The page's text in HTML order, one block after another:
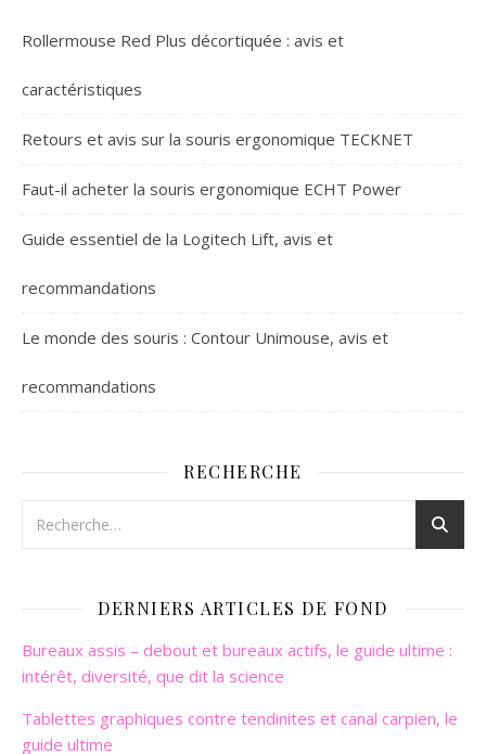
Rollermouse Red Plus décortiquée : avis et
caractéristiques
Retours et avis sur la souris ergonomique TECKNET
Faut-il acheter la souris ergonomique ECHT Power
Guide essentiel de la Logitech Lift, avis et
recommandations
Le monde des souris : Contour Unimouse, avis et
recommandations
RECHERCHE
DERNIERS ARTICLES DE FOND
Bureaux assis – debout et bureaux actifs, le guide ultime :
intérêt, diversité, que dit la science
Tablettes graphiques contre tendinites et canal carpien, le
guide ultime